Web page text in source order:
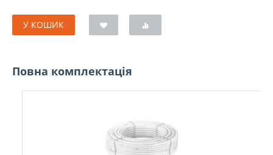
У КОШИК
Повна комплектація